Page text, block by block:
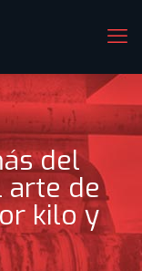
del
arte de
kilo y